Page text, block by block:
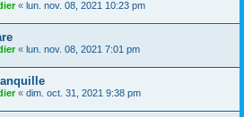
« lun. nov. 08, 2021 10:23 pm
« lun. nov. 08, 2021 7:01 pm
« dim. oct. 31, 2021 9:38 pm